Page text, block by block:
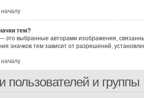
началу
тем?
это выбранные авторами изображения,
значков тем зависит от разрешений,
началу
пользователей и группы